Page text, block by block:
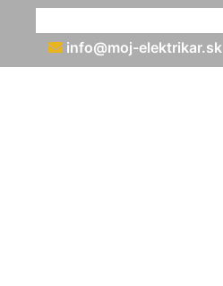
info@moj-elektrikar.sk